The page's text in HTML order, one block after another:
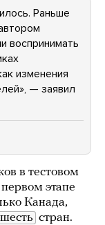
Раньше
воспринимать
изменения
— заявил
в тестовом
этапе
Канада,
шесть стран.